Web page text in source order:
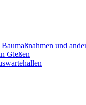
und
Gießen